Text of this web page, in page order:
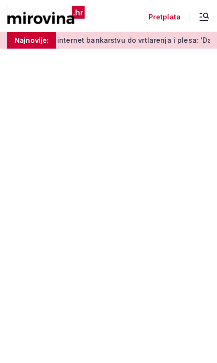
Pretplata
Najnovije:
o internet bankarstvu do vrtlarenja i plesa: 'Da starije